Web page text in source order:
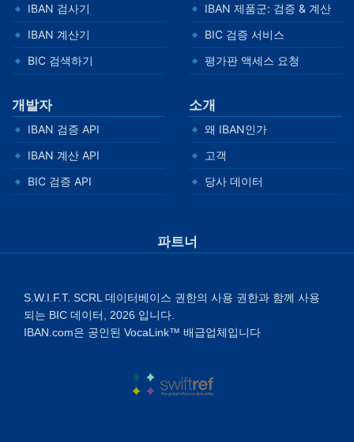
IBAN 검사기
IBAN 계산기
BIC 검색하기
IBAN 제품군: 검증 & 계산
BIC 검증 서비스
평가판 액세스 요청
개발자
IBAN 검증 API
IBAN 계산 API
BIC 검증 API
소개
왜 IBAN인가
고객
당사 데이터
파트너
S.W.I.F.T. SCRL 데이터베이스 권한의 사용 권한과 함께 사용
되는 BIC 데이터, 2026 입니다.
IBAN.com은 공인된 VocaLink™ 배급업체입니다